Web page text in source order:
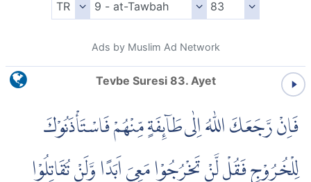
Ads by Muslim Ad Network
Tevbe Suresi 83. Ayet
فَاِنْ رَّجَعَكَ اللّٰهُ اِلٰى طَاۤىِٕفَةٍ مِّنْهُمْ فَاسْتَأْذَنُوْكَ
لِلْخُرُوْجِ فَقُلْ لَّنْ تَخْرُجُوْا مَعِيَ اَبَدًا وَّلَنْ تُقَاتِلُوْا